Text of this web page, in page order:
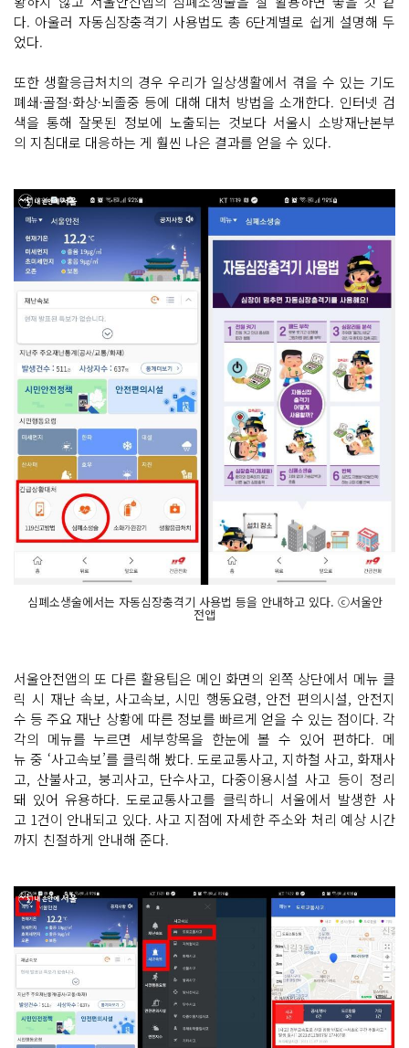
다. 아울러 자동심장충격기 사용법도 총 6단계별로 쉽게 설명해 두
었다.
또한 생활응급처치의 경우 우리가 일상생활에서 겪을 수 있는 기도
폐쇄·골절·화상·뇌졸중 등에 대해 대처 방법을 소개한다. 인터넷 검
색을 통해 잘못된 정보에 노출되는 것보다 서울시 소방재난본부
의 지침대로 대응하는 게 훨씬 나은 결과를 얻을 수 있다.
심폐소생술에서는 자동심장충격기 사용법 등을 안내하고 있다. ⓒ서울안
전앱
서울안전앱의 또 다른 활용팁은 메인 화면의 왼쪽 상단에서 메뉴 클
릭 시 재난 속보, 사고속보, 시민 행동요령, 안전 편의시설, 안전지
수 등 주요 재난 상황에 따른 정보를 빠르게 얻을 수 있는 점이다. 각
각의 메뉴를 누르면 세부항목을 한눈에 볼 수 있어 편하다. 메
뉴 중 ‘사고속보’를 클릭해 봤다. 도로교통사고, 지하철 사고, 화재사
고, 산불사고, 붕괴사고, 단수사고, 다중이용시설 사고 등이 정리
돼 있어 유용하다. 도로교통사고를 클릭하니 서울에서 발생한 사
고 1건이 안내되고 있다. 사고 지점에 자세한 주소와 처리 예상 시간
까지 친절하게 안내해 준다.